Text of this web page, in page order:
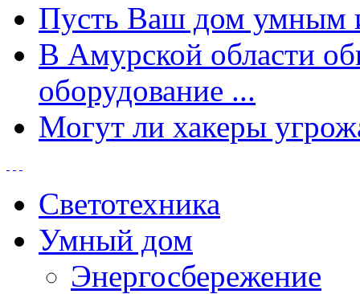
Пусть Ваш дом умным
В Амурской области
оборудование ...
Могут ли хакеры
Светотехника
Умный дом
Энергосбережение